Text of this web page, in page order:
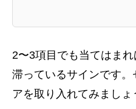
2〜3項目でも当てはま
滞っているサインです
アを取り入れてみましょ